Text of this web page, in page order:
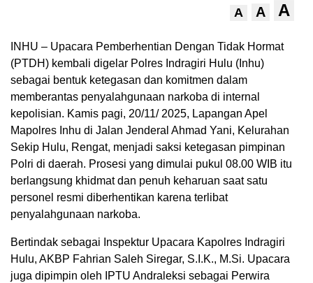
A A A
INHU – Upacara Pemberhentian Dengan Tidak Hormat
(PTDH) kembali digelar Polres Indragiri Hulu (Inhu)
sebagai bentuk ketegasan dan komitmen dalam
memberantas penyalahgunaan narkoba di internal
kepolisian. Kamis pagi, 20/11/ 2025, Lapangan Apel
Mapolres Inhu di Jalan Jenderal Ahmad Yani, Kelurahan
Sekip Hulu, Rengat, menjadi saksi ketegasan pimpinan
Polri di daerah. Prosesi yang dimulai pukul 08.00 WIB itu
berlangsung khidmat dan penuh keharuan saat satu
personel resmi diberhentikan karena terlibat
penyalahgunaan narkoba.
Bertindak sebagai Inspektur Upacara Kapolres Indragiri
Hulu, AKBP Fahrian Saleh Siregar, S.I.K., M.Si. Upacara
juga dipimpin oleh IPTU Andraleksi sebagai Perwira